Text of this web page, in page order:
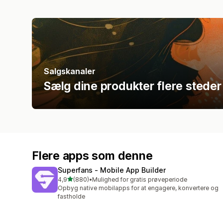
Salgskanaler
Sælg dine produkter flere steder
Flere apps som denne
Superfans ‑ Mobile App Builder
4,9ud af 5 stjerner
(880)
880 anmeldelser i alt
•Mulighed for gratis prøveperiode
Opbyg native mobilapps for at engagere, konvertere og
fastholde